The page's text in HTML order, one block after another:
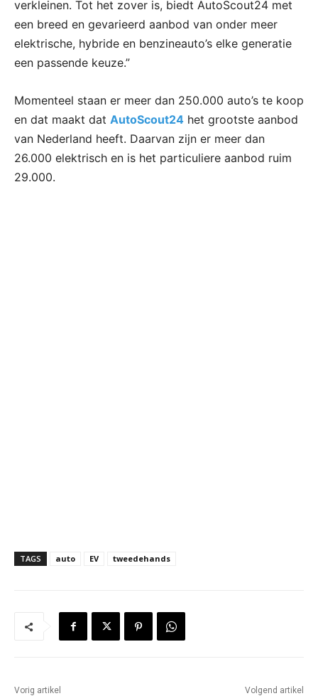
verkleinen. Tot het zover is, biedt AutoScout24 met
een breed en gevarieerd aanbod van onder meer
elektrische, hybride en benzineauto’s elke generatie
een passende keuze.”
Momenteel staan er meer dan 250.000 auto’s te koop
en dat maakt dat AutoScout24 het grootste aanbod
van Nederland heeft. Daarvan zijn er meer dan
26.000 elektrisch en is het particuliere aanbod ruim
29.000.
TAGS auto EV tweedehands
Vorig artikel Volgend artikel